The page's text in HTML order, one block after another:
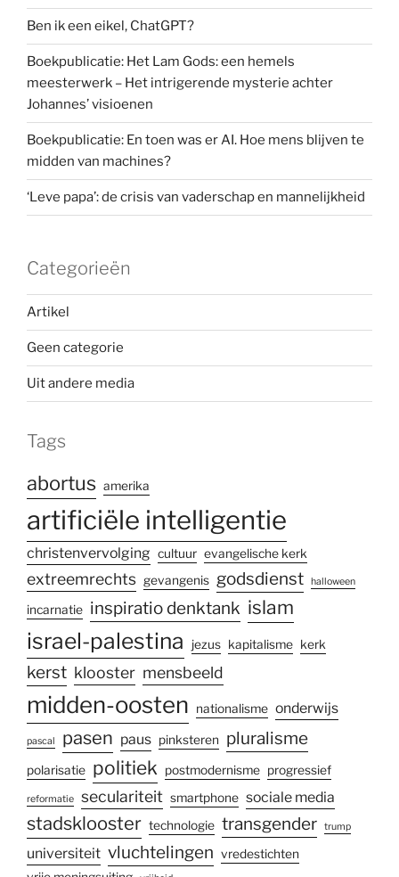
Ben ik een eikel, ChatGPT?
Boekpublicatie: Het Lam Gods: een hemels
meesterwerk – Het intrigerende mysterie achter
Johannes’ visioenen
Boekpublicatie: En toen was er AI. Hoe mens blijven te
midden van machines?
‘Leve papa’: de crisis van vaderschap en mannelijkheid
Categorieën
Artikel
Geen categorie
Uit andere media
Tags
abortus amerika
artificiële intelligentie
christenvervolging cultuur evangelische kerk
extreemrechts gevangenis godsdienst halloween
incarnatie inspiratio denktank islam
israel-palestina jezus kapitalisme kerk
kerst klooster mensbeeld
midden-oosten nationalisme onderwijs
pascal pasen paus pinksteren pluralisme
polarisatie politiek postmodernisme progressief
reformatie seculariteit smartphone sociale media
stadsklooster technologie transgender trump
universiteit vluchtelingen vredestichten